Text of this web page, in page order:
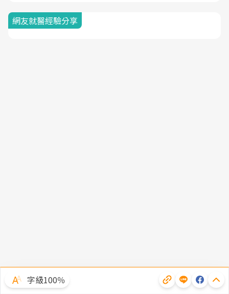
網友就醫經驗分享
字級100％